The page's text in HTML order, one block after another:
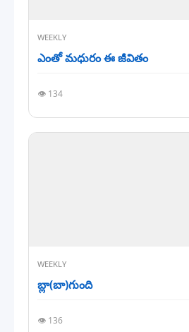
WEEKLY
ఎంతో మధురం ఈ జీవితం
👁️ 134
WEEKLY
బ్లా(బా)గుంది
👁️ 136